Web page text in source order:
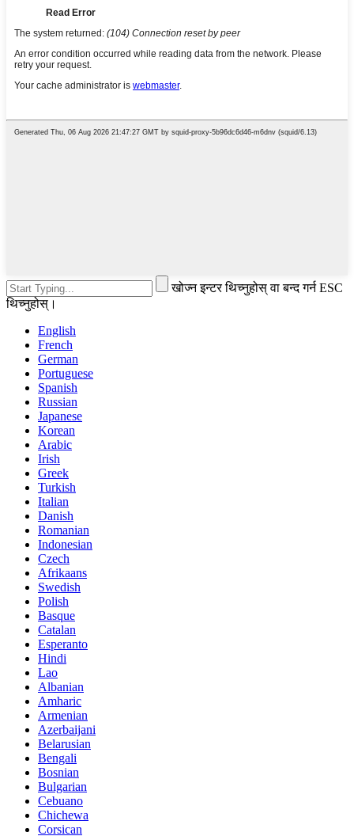
खोज्न इन्टर थिच्नुहोस् वा बन्द गर्न ESC
थिच्नुहोस्।
English
French
German
Portuguese
Spanish
Russian
Japanese
Korean
Arabic
Irish
Greek
Turkish
Italian
Danish
Romanian
Indonesian
Czech
Afrikaans
Swedish
Polish
Basque
Catalan
Esperanto
Hindi
Lao
Albanian
Amharic
Armenian
Azerbaijani
Belarusian
Bengali
Bosnian
Bulgarian
Cebuano
Chichewa
Corsican